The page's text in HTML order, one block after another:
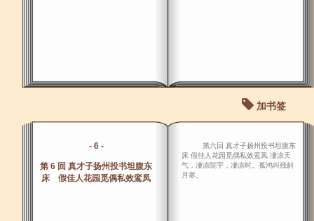
加书签
- 6 -
第 6 回 真才子扬州投书坦腹东
床 假佳人花园觅偶私效鸾凤
第六回 真才子扬州投书坦腹东
床 假佳人花园觅偶私效鸾凤 凄凉天
气，凄凉院宇，凄凉时。孤鸿叫残斜
月寒。